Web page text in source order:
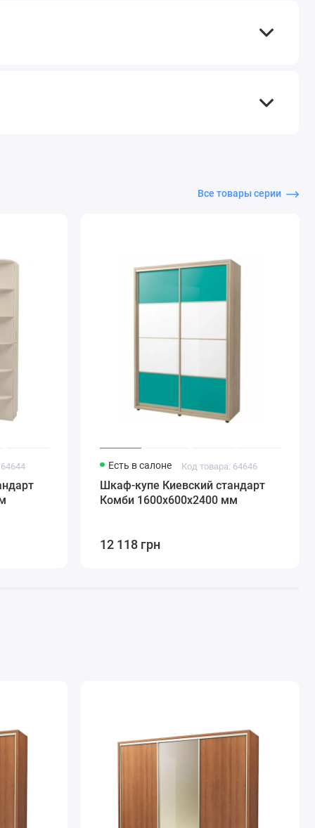
Все товары серии
Есть в салоне Код товара: 64646
Шкаф-купе Киевский стандарт
Комби 1600х600х2400 мм
12 118 грн